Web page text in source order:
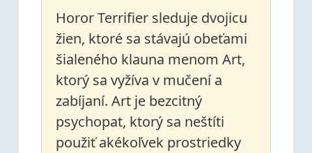
Horor Terrifier sleduje dvojicu
žien, ktoré sa stávajú obeťami
šialeného klauna menom Art,
ktorý sa vyžíva v mučení a
zabíjaní. Art je bezcitný
psychopat, ktorý sa neštíti
použiť akékoľvek prostriedky